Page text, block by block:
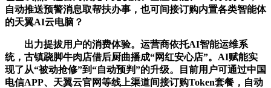
自动推送预警消息取帮扶办事，也可间接订购内置各类智能体
的天翼AI云电脑？
出力提拔用户的消费体验。运营商依托AI智能运维系
统，古镇跷脚牛肉店借后厨曲播成“网红安心店”。AI赋能实
现了从“被动抢修”到“自动预判”的升级。目前用户可通过中国
电信APP、天翼云官网等线上渠道间接订购Token套餐，自动